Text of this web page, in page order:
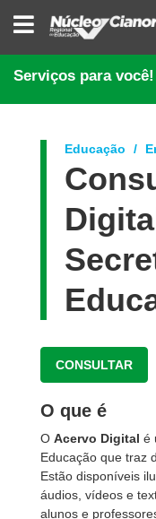
NÚCLEO
REGIONAL
EDUCAÇÃO
DE
CIANORTE
Serviços para você!
Educação
CONSULTAR
O que é
O Acervo Digital é
Educação que traz
Estão disponíveis
áudios, vídeos e
alunos e